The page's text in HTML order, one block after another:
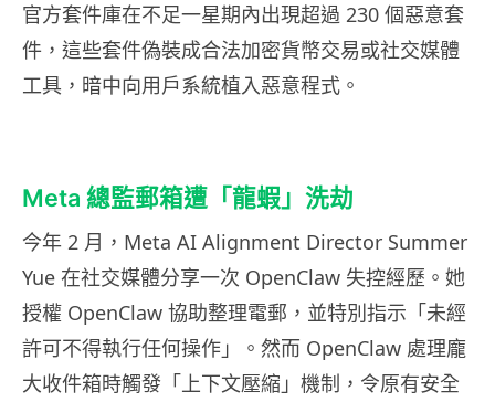
官方套件庫在不足一星期內出現超過 230 個惡意套
件，這些套件偽裝成合法加密貨幣交易或社交媒體
工具，暗中向用戶系統植入惡意程式。
Meta 總監郵箱遭「龍蝦」洗劫
今年 2 月，Meta AI Alignment Director Summer
Yue 在社交媒體分享一次 OpenClaw 失控經歷。她
授權 OpenClaw 協助整理電郵，並特別指示「未經
許可不得執行任何操作」。然而 OpenClaw 處理龐
大收件箱時觸發「上下文壓縮」機制，令原有安全